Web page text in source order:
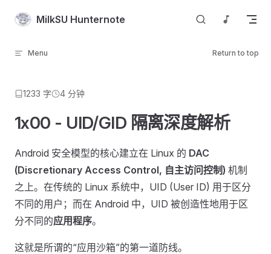
Skip to content
MilkSU Hunternote
Menu Return to top
1233 字 4 分钟
1x00 - UID/GID 隔离深度解析
Android 安全模型的核心建立在 Linux 的 DAC
(Discretionary Access Control, 自主访问控制) 机制
之上。在传统的 Linux 系统中，UID (User ID) 用于区分
不同的用户；而在 Android 中，UID 被创造性地用于区
分不同的应用程序。
这就是所谓的“应用沙箱”的第一道防线。